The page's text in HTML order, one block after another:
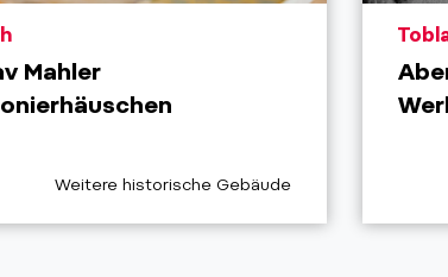
Mahler
aria.poi_category_prefix
Weitere historische Gebäude